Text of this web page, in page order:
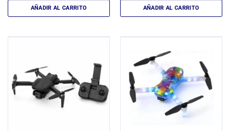
AÑADIR AL CARRITO AÑADIR AL CARRITO